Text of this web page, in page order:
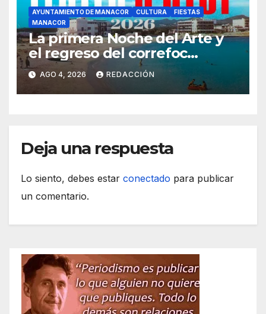
AYUNTAMIENTO DE MANACOR CULTURA
FIESTAS
MANACOR
La primera Noche del Arte y
el regreso del correfoc
marcan las Fiestas de Verano
de S’Illot 2026
AGO 4, 2026 REDACCIÓN
Deja una respuesta
Lo siento, debes estar conectado para publicar
un comentario.